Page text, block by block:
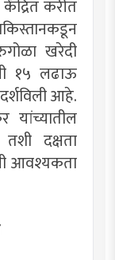
करीत
खरेदी
१५ लढाऊ
आहे.
यांच्यातील
दक्षता
आवश्यकता